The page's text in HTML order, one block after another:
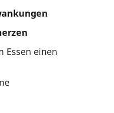
Essen einen